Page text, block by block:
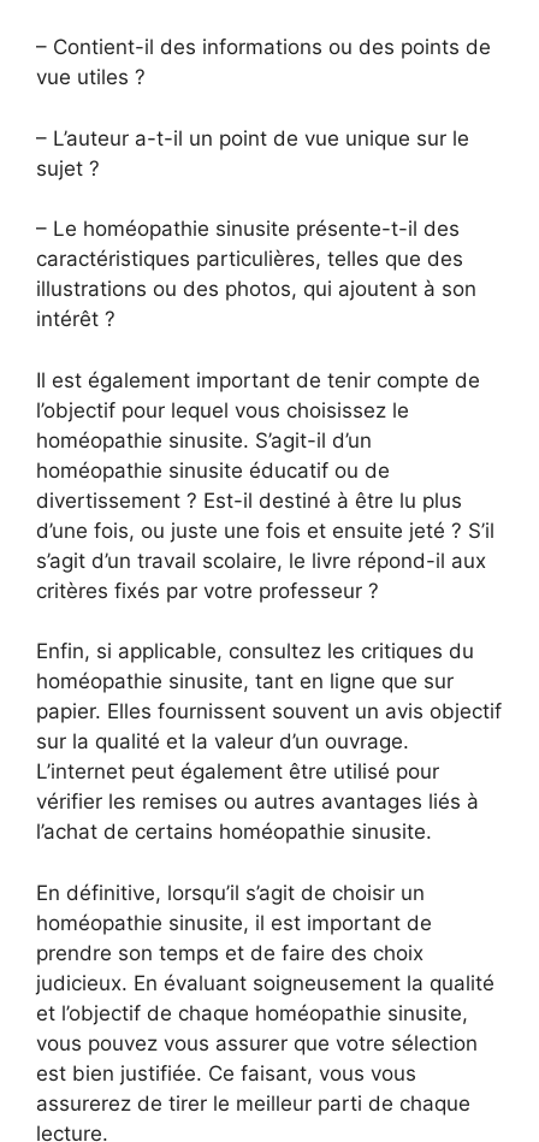
– Contient-il des informations ou des points de
vue utiles ?
– L’auteur a-t-il un point de vue unique sur le
sujet ?
– Le homéopathie sinusite présente-t-il des
caractéristiques particulières, telles que des
illustrations ou des photos, qui ajoutent à son
intérêt ?
Il est également important de tenir compte de
l’objectif pour lequel vous choisissez le
homéopathie sinusite. S’agit-il d’un
homéopathie sinusite éducatif ou de
divertissement ? Est-il destiné à être lu plus
d’une fois, ou juste une fois et ensuite jeté ? S’il
s’agit d’un travail scolaire, le livre répond-il aux
critères fixés par votre professeur ?
Enfin, si applicable, consultez les critiques du
homéopathie sinusite, tant en ligne que sur
papier. Elles fournissent souvent un avis objectif
sur la qualité et la valeur d’un ouvrage.
L’internet peut également être utilisé pour
vérifier les remises ou autres avantages liés à
l’achat de certains homéopathie sinusite.
En définitive, lorsqu’il s’agit de choisir un
homéopathie sinusite, il est important de
prendre son temps et de faire des choix
judicieux. En évaluant soigneusement la qualité
et l’objectif de chaque homéopathie sinusite,
vous pouvez vous assurer que votre sélection
est bien justifiée. Ce faisant, vous vous
assurerez de tirer le meilleur parti de chaque
lecture.